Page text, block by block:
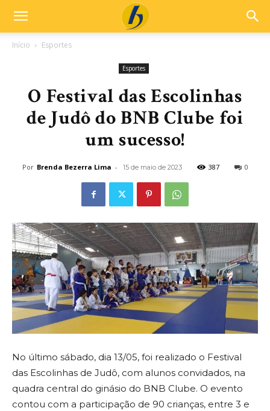
Início Esportes
Esportes
O Festival das Escolinhas
de Judô do BNB Clube foi
um sucesso!
Por Brenda Bezerra Lima - 15 de maio de 2023 387 0
No último sábado, dia 13/05, foi realizado o Festival
das Escolinhas de Judô, com alunos convidados, na
quadra central do ginásio do BNB Clube. O evento
contou com a participação de 90 crianças, entre 3 e